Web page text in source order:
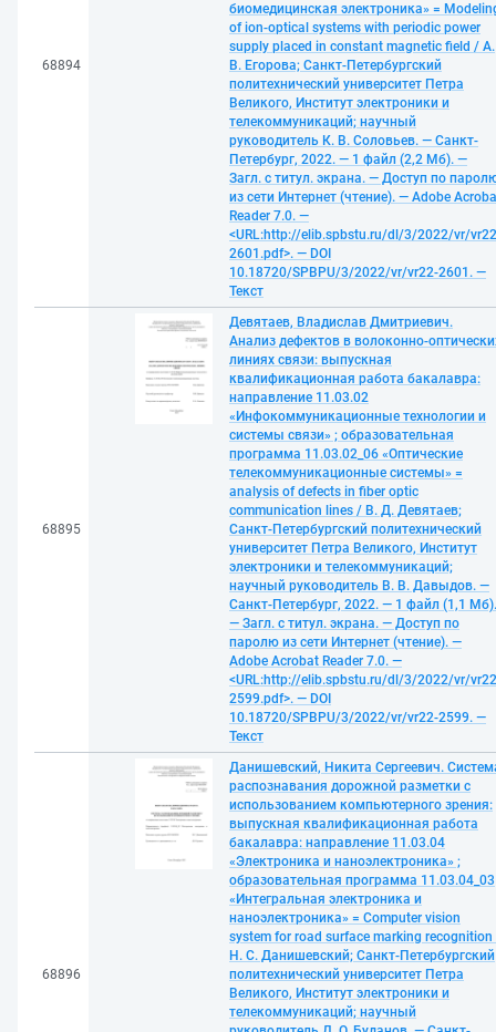
68894
биомедицинская электроника» =
of ion-optical systems with periodic power
supply placed in constant magnetic field / А.
В. Егорова; Санкт-Петербургский
политехнический университет Петра
Великого, Институт электроники и
телекоммуникаций; научный
руководитель К. В. Соловьев. — Санкт-
Петербург, 2022. — 1 файл (2,2 Мб). —
Загл. с титул. экрана. — Доступ по
из сети Интернет (чтение). — Adobe
Reader 7.0. —
<URL:http://elib.spbstu.ru/dl/3/2022/vr/
2601.pdf>. — DOI
10.18720/SPBPU/3/2022/vr/vr22-2601. —
Текст
68895
Девятаев, Владислав Дмитриевич.
Анализ дефектов в волоконно-
линиях связи: выпускная
квалификационная работа бакалавра:
направление 11.03.02
«Инфокоммуникационные технологии и
системы связи» ; образовательная
программа 11.03.02_06 «Оптические
телекоммуникационные системы» =
analysis of defects in fiber optic
communication lines / В. Д. Девятаев;
Санкт-Петербургский политехнический
университет Петра Великого, Институт
электроники и телекоммуникаций;
научный руководитель В. В. Давыдов. —
Санкт-Петербург, 2022. — 1 файл (1,1 Мб).
— Загл. с титул. экрана. — Доступ по
паролю из сети Интернет (чтение). —
Adobe Acrobat Reader 7.0. —
<URL:http://elib.spbstu.ru/dl/3/2022/vr/
2599.pdf>. — DOI
10.18720/SPBPU/3/2022/vr/vr22-2599. —
Текст
68896
Данишевский, Никита Сергеевич.
распознавания дорожной разметки с
использованием компьютерного зрения:
выпускная квалификационная работа
бакалавра: направление 11.03.04
«Электроника и наноэлектроника» ;
образовательная программа 11.03.04_03
«Интегральная электроника и
наноэлектроника» = Computer vision
system for road surface marking
Н. С. Данишевский; Санкт-Петербургский
политехнический университет Петра
Великого, Институт электроники и
телекоммуникаций; научный